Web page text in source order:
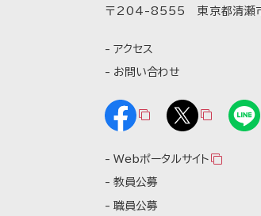
〒204-8555 東京都清瀬
アクセス
お問い合わせ
Webポータルサイト
教員公募
職員公募